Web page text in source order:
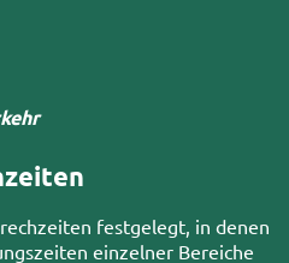
festgelegt, in denen
einzelner Bereiche